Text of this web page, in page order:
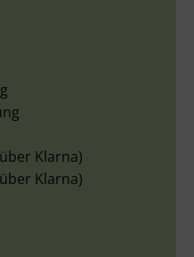
Klarna)
Klarna)